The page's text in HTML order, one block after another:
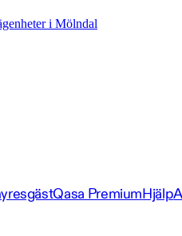
i Mölndal
Qasa PremiumHjälp